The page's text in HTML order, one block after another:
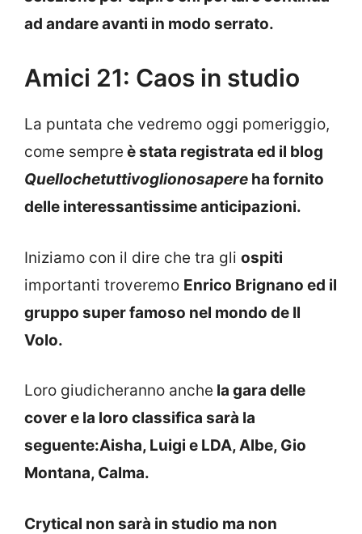
ad andare avanti in modo serrato.
Amici 21: Caos in studio
La puntata che vedremo oggi pomeriggio,
come sempre è stata registrata ed il blog
Quellochetuttivoglionosapere ha fornito
delle interessantissime anticipazioni.
Iniziamo con il dire che tra gli ospiti
importanti troveremo Enrico Brignano ed il
gruppo super famoso nel mondo de Il
Volo.
Loro giudicheranno anche la gara delle
cover e la loro classifica sarà la
seguente:Aisha, Luigi e LDA, Albe, Gio
Montana, Calma.
Crytical non sarà in studio ma non